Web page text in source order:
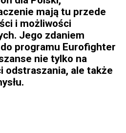
mają tu przede
i możliwości
Jego zdaniem
programu Eurofighter
nie tylko na
odstraszania, ale także